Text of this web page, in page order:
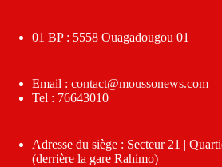
01 BP : 5558 Ouagadougou 01
Email : contact@moussonews.com
Tel : 76643010
Adresse du siège : Secteur 21 |
(derrière la gare Rahimo)